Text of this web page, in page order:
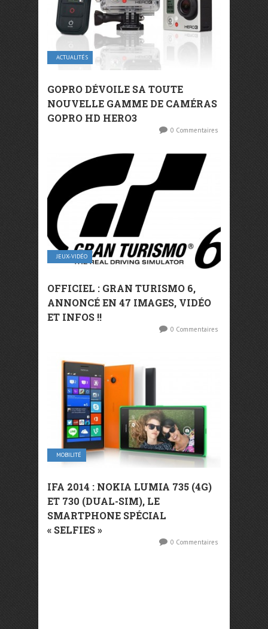
ACTUALITÉS
GOPRO DÉVOILE SA TOUTE
NOUVELLE GAMME DE CAMÉRAS
GOPRO HD HERO3
0 Commentaires
JEUX-VIDÉO
OFFICIEL : GRAN TURISMO 6,
ANNONCÉ EN 47 IMAGES, VIDÉO
ET INFOS !!
0 Commentaires
MOBILITÉ
IFA 2014 : NOKIA LUMIA 735 (4G)
ET 730 (DUAL-SIM), LE
SMARTPHONE SPÉCIAL
« SELFIES »
0 Commentaires